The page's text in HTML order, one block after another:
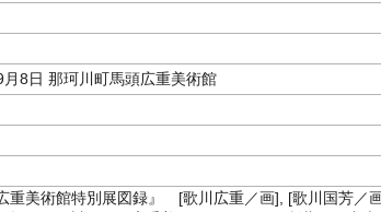
8日 那珂川町馬頭広重美術館
重美術館特別展図録』 [歌川広重／画], [歌川国芳／